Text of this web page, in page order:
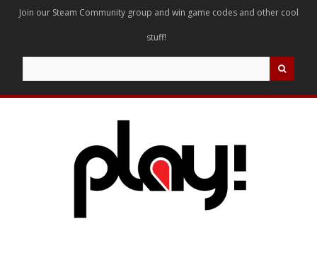
Join our Steam Community group and win game codes and other cool
stuff!
for: